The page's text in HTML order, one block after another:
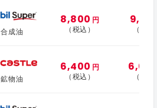
合成油
8,800 円
（税込）
9,100
（税
鉱物油
6,400 円
（税込）
（税